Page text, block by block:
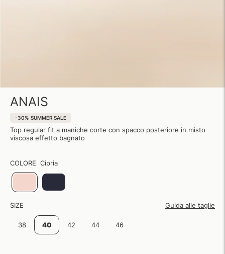
ANAIS
-30% SUMMER SALE
Top regular fit a maniche corte con spacco posteriore in misto
viscosa effetto bagnato
COLORE Cipria
SIZE Guida alle taglie
38 40 42 44 46